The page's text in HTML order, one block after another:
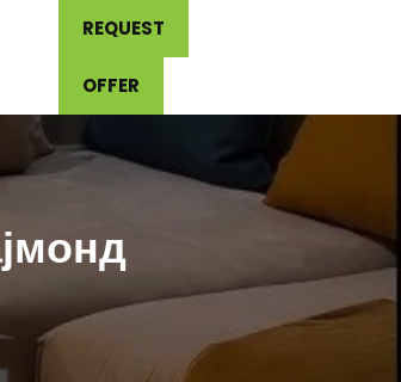
REQUEST
OFFER